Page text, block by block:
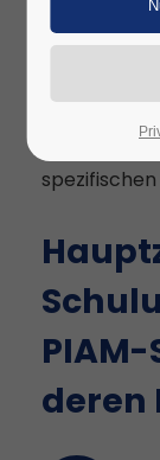
Visitor
PIAM-
deren